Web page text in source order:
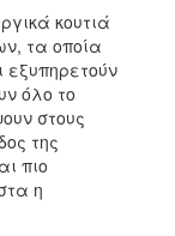
κουτιά
τα οποία
εξυπηρετούν
όλο το
στους
της
πιο
η